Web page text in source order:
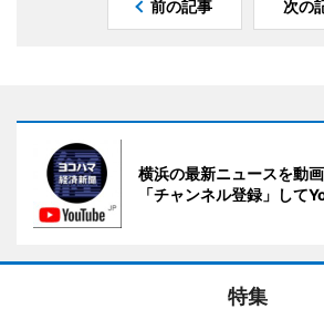
前の記事 次の
横浜の最新ニュースを動画
「チャンネル登録」して
特集